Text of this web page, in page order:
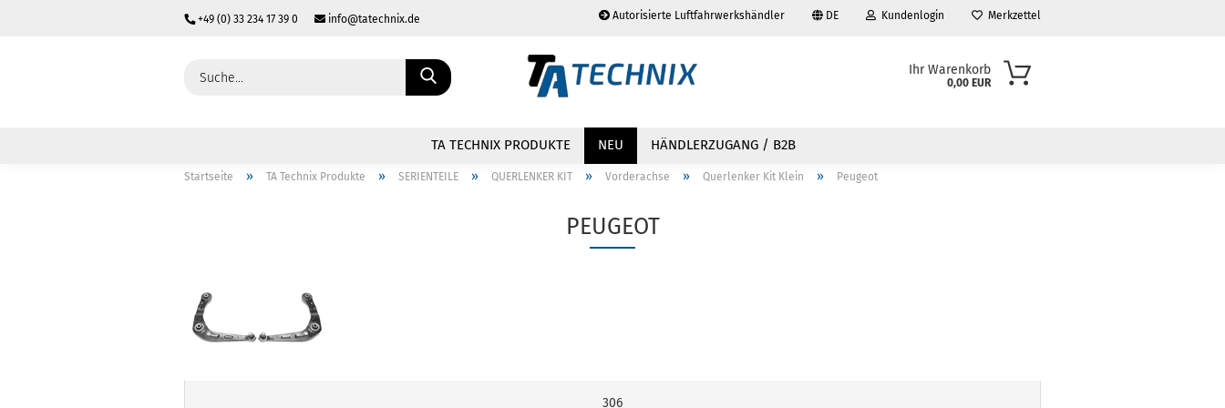
+49 (0) 33 234 17 39 0 info@tatechnix.de Autorisierte Luftfahrwerkshändler DE
Sprache auswählen
Kundenlogin Merkzettel
Ihr Warenkorb
0,00 EUR
TA TECHNIX PRODUKTE NEU HÄNDLERZUGANG / B2B
Startseite » TA Technix Produkte » SERIENTEILE » QUERLENKER KIT » Vorderachse » Querlenker Kit Klein » Peugeot
PEUGEOT
306